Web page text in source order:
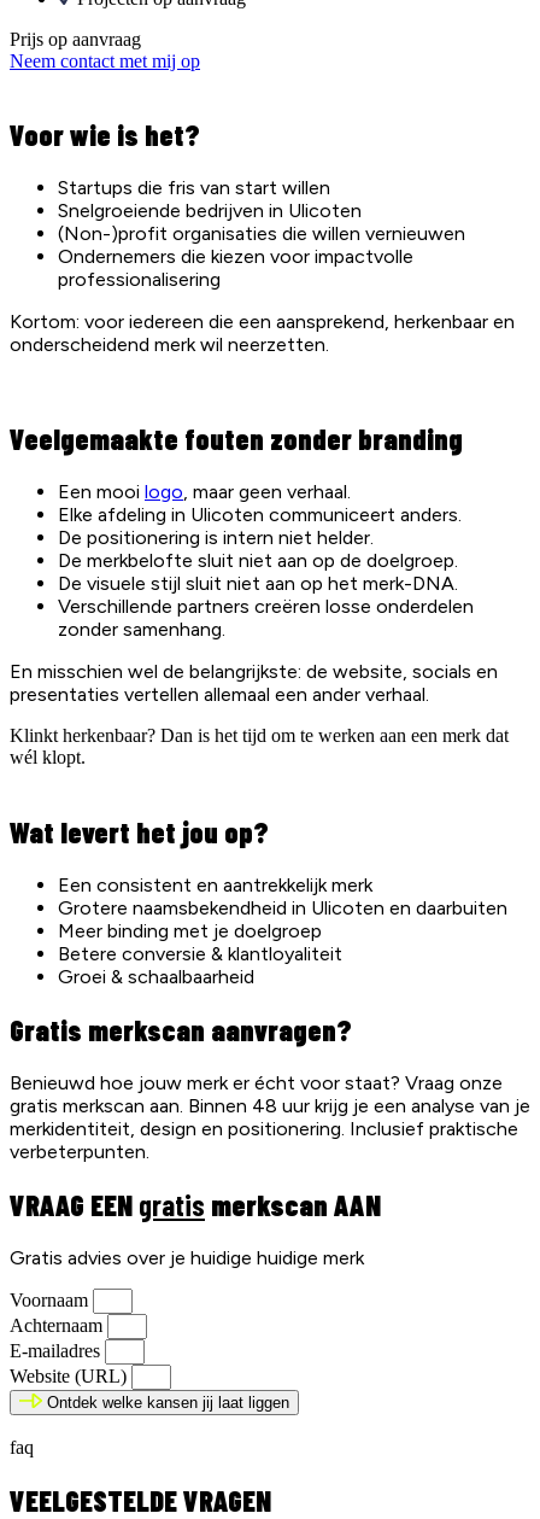
Prijs op aanvraag
Neem contact met mij op
Voor wie is het?
Startups die fris van start willen
Snelgroeiende bedrijven in Ulicoten
(Non-)profit organisaties die willen vernieuwen
Ondernemers die kiezen voor impactvolle
professionalisering
Kortom: voor iedereen die een aansprekend, herkenbaar en
onderscheidend merk wil neerzetten.
Veelgemaakte fouten zonder branding
Een mooi logo, maar geen verhaal.
Elke afdeling in Ulicoten communiceert anders.
De positionering is intern niet helder.
De merkbelofte sluit niet aan op de doelgroep.
De visuele stijl sluit niet aan op het merk-DNA.
Verschillende partners creëren losse onderdelen
zonder samenhang.
En misschien wel de belangrijkste: de website, socials en
presentaties vertellen allemaal een ander verhaal.
Klinkt herkenbaar? Dan is het tijd om te werken aan een merk dat
wél klopt.
Wat levert het jou op?
Een consistent en aantrekkelijk merk
Grotere naamsbekendheid in Ulicoten en daarbuiten
Meer binding met je doelgroep
Betere conversie & klantloyaliteit
Groei & schaalbaarheid
Gratis merkscan aanvragen?
Benieuwd hoe jouw merk er écht voor staat? Vraag onze
gratis merkscan aan. Binnen 48 uur krijg je een analyse van je
merkidentiteit, design en positionering. Inclusief praktische
verbeterpunten.
VRAAG EEN gratis merkscan AAN
Gratis advies over je huidige huidige merk
Voornaam
Achternaam
E-mailadres
Website (URL)
Ontdek welke kansen jij laat liggen
faq
VEELGESTELDE VRAGEN